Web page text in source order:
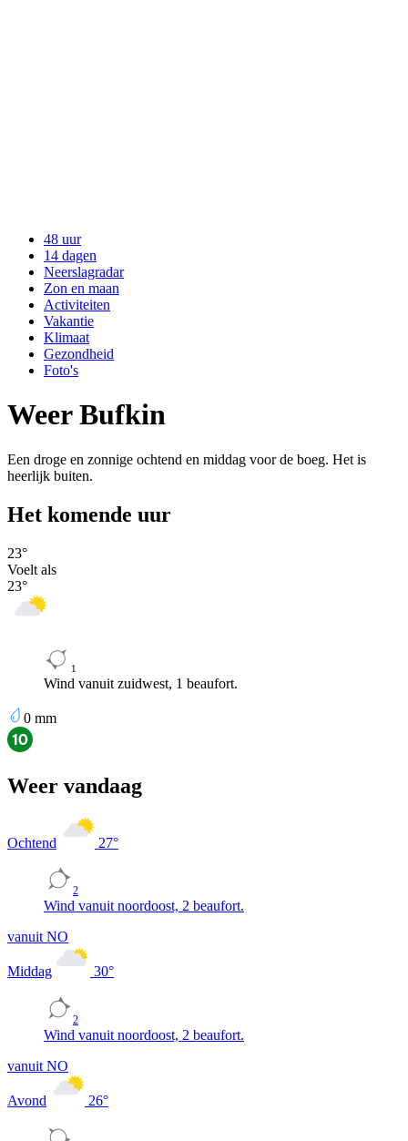
48 uur
14 dagen
Neerslagradar
Zon en maan
Activiteiten
Vakantie
Klimaat
Gezondheid
Foto's
Weer Bufkin
Een droge en zonnige ochtend en middag voor de boeg. Het is
heerlijk buiten.
Het komende uur
23°
Voelt als
23°
1
Wind vanuit zuidwest, 1 beaufort.
0 mm
Weer vandaag
Ochtend 27°
2
Wind vanuit noordoost, 2 beaufort.
vanuit NO
Middag 30°
2
Wind vanuit noordoost, 2 beaufort.
vanuit NO
Avond 26°